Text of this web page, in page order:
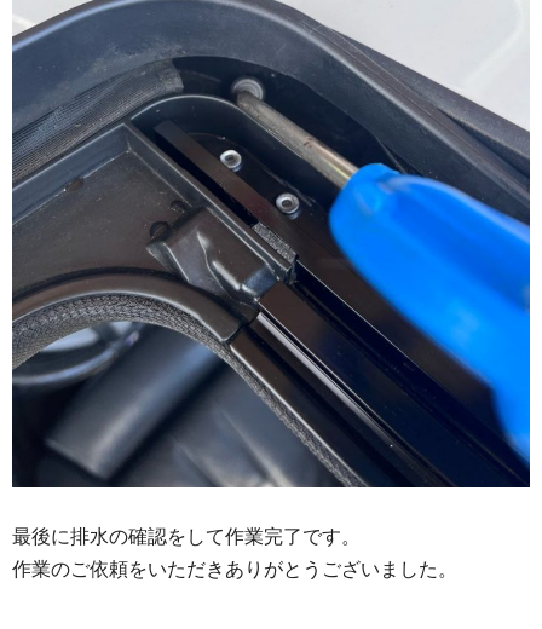
最後に排水の確認をして作業完了です。
作業のご依頼をいただきありがとうございました。